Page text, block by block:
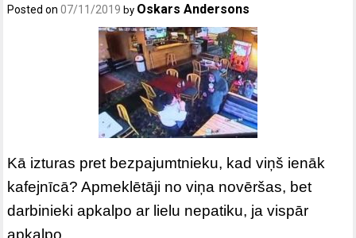
Posted on07/11/2019 by Oskars Andersons
Kā izturas pret bezpajumtnieku, kad viņš ienāk
kafejnīcā? Apmeklētāji no viņa novēršas, bet
darbinieki apkalpo ar lielu nepatiku, ja vispār
apkalpo.